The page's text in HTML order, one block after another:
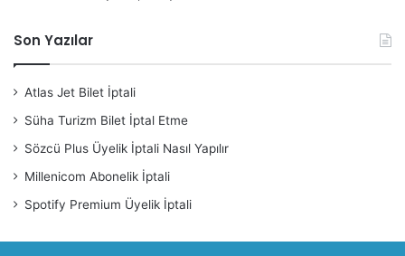
Son Yazılar
Atlas Jet Bilet İptali
Süha Turizm Bilet İptal Etme
Sözcü Plus Üyelik İptali Nasıl Yapılır
Millenicom Abonelik İptali
Spotify Premium Üyelik İptali